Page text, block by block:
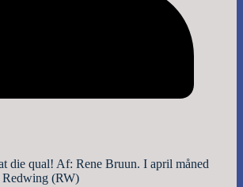
die qual! Af: Rene Bruun. I april måned
Redwing (RW)